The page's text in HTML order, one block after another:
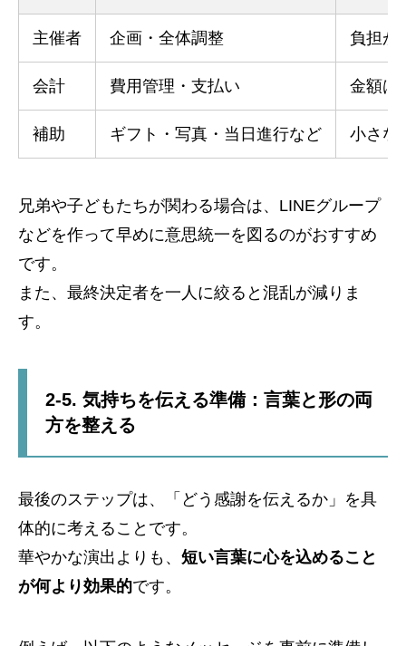
主催者 企画・全体調整 負担が
会計 費用管理・支払い 金額は
補助 ギフト・写真・当日進行など 小さな
兄弟や子どもたちが関わる場合は、LINEグループ
などを作って早めに意思統一を図るのがおすすめ
です。
また、最終決定者を一人に絞ると混乱が減りま
す。
2-5. 気持ちを伝える準備：言葉と形の両
方を整える
最後のステップは、「どう感謝を伝えるか」を具
体的に考えることです。
華やかな演出よりも、 短い言葉に心を込めること
が何より効果的です。